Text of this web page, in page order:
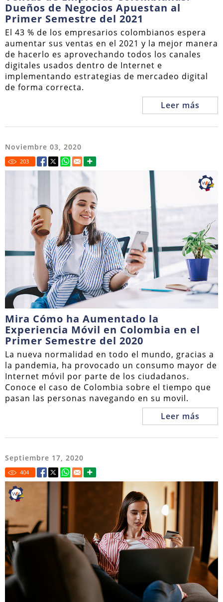
Dueños de Negocios Apuestan al
Primer Semestre del 2021
El 43 % de los empresarios colombianos espera
aumentar sus ventas en el 2021 y la mejor manera
de hacerlo es aprovechando todos los canales
digitales usados dentro de Internet e
implementando estrategias de mercadeo digital
de forma correcta.
Leer más
Noviembre 03, 2020
203
Mira Cómo ha Aumentado la
Experiencia Móvil en Colombia en el
Primer Semestre del 2020
La nueva normalidad en todo el mundo, gracias a
la pandemia, ha provocado un consumo mayor de
Internet móvil por parte de los ciudadanos.
Conoce el caso de Colombia sobre el tiempo que
pasan las personas navegando en su movil.
Leer más
Septiembre 17, 2020
404